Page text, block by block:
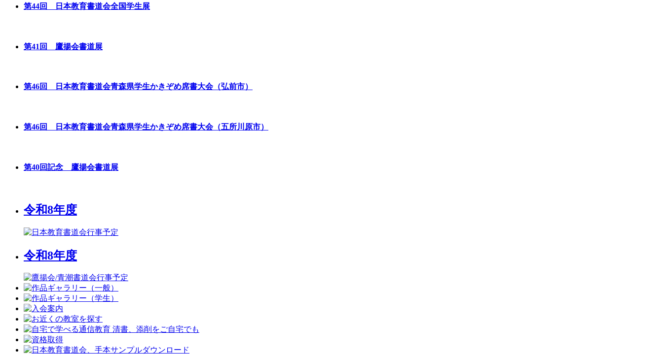
第44回 日本教育書道会全国学生展
第41回 鷹揚会書道展
第46回 日本教育書道会青森県学生かきぞめ席書大会（弘前市）
第46回 日本教育書道会青森県学生かきぞめ席書大会（五所川原市）
第40回記念 鷹揚会書道展
令和8年度
令和8年度